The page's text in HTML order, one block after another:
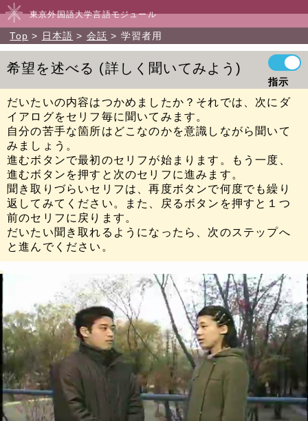
東京外国語大学言語モジュール
Top 日本語 会話 学習者用
希望を述べる 詳しく聞いてみよう
指示
だいたいの内容はつかめましたか？それでは、次にダ
イアログをセリフ毎に聞いてみます。
自分の苦手な箇所はどこなのかを意識しながら聞いて
みましょう。
進むボタンで最初のセリフが始まります。もう一度、
進むボタンを押すと次のセリフに進みます。
聞き取りづらいセリフは、再度ボタンで何度でも繰り
返してみてください。また、戻るボタンを押すと１つ
前のセリフに戻ります。
だいたい聞き取れるようになったら、次のステップへ
と進んでください。